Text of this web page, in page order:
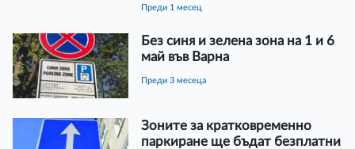
преди 1 месец
Без синя и зелена зона на 1 и 6
май във Варна
преди 3 месеца
Зоните за кратковременно
паркиране ще бъдат безплатни